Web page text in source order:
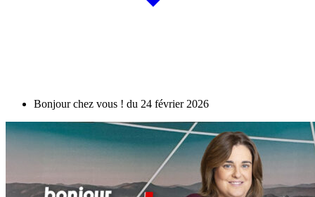
Bonjour chez vous ! du 24 février 2026